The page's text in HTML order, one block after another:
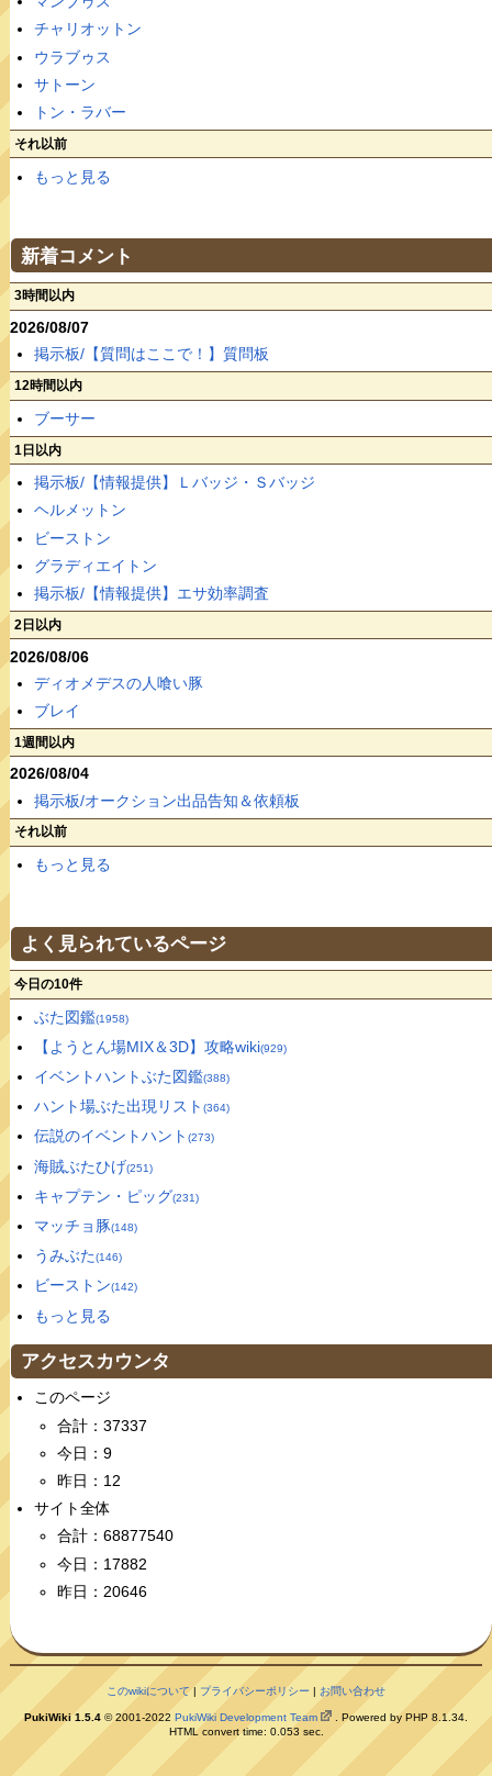
チャリオットン
ウラブゥス
サトーン
トン・ラバー
それ以前
もっと見る
新着コメント
3時間以内
2026/08/07
掲示板/【質問はここで！】質問板
12時間以内
ブーサー
1日以内
掲示板/【情報提供】Ｌバッジ・Ｓバッジ
ヘルメットン
ビーストン
グラディエイトン
掲示板/【情報提供】エサ効率調査
2日以内
2026/08/06
ディオメデスの人喰い豚
ブレイ
1週間以内
2026/08/04
掲示板/オークション出品告知＆依頼板
それ以前
もっと見る
よく見られているページ
今日の10件
ぶた図鑑(1958)
【ようとん場MIX＆3D】攻略wiki(929)
イベントハントぶた図鑑(388)
ハント場ぶた出現リスト (364)
伝説のイベントハント (273)
海賊ぶたひげ(251)
キャプテン・ピッグ(231)
マッチョ豚(148)
うみぶた(146)
ビーストン(142)
もっと見る
アクセスカウンタ
このページ
合計：37337
今日：9
昨日：12
サイト全体
合計：68877540
今日：17882
昨日：20646
このwikiについて| プライバシーポリシー | お問い合わせ
PukiWiki 1.5.4 © 2001-2022 PukiWiki Development Team
. Powered by PHP 8.1.34.
HTML convert time: 0.053 sec.